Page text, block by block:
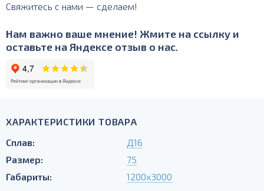
Свяжитесь с нами — сделаем!
Нам важно ваше мнение! Жмите на ссылку и
оставьте на Яндексе отзыв о нас.
ХАРАКТЕРИСТИКИ ТОВАРА
Сплав:
Д16
Размер:
75
Габариты:
1200х3000